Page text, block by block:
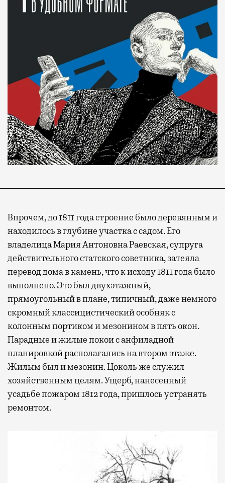
Впрочем, до 1811 года строение было деревянным и
находилось в глубине участка с садом. Его
владелица Мария Антоновна Раевская, супруга
действительного статского советника, затеяла
перевод дома в камень, что к исходу 1811 года было
выполнено. Это был двухэтажный,
прямоугольный в плане, типичный, даже немного
скромный классицистический особняк с
колонным портиком и мезонином в пять окон.
Парадные и жилые покои с анфиладной
планировкой располагались на втором этаже.
Жилым был и мезонин. Цоколь же служил
хозяйственным целям. Ущерб, нанесенный
усадьбе пожаром 1812 года, пришлось устранять
ремонтом.